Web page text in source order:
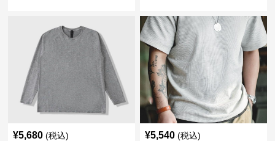
¥5,680 (税込) ¥5,540 (税込)